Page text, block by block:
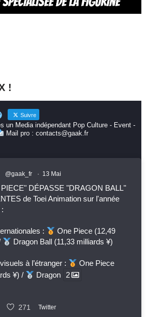
!
Suivre
un Media indépendant Pop Culture - Event -
Mail pro : contacts@gaak.fr
@gaak_fr · 13 Mai
DÉPASSE "DRAGON BALL"
de Toei Animation sur l'année
:
One Piece (12,49
Dragon Ball (11,33 milliards ¥)
à l’étranger :
One Piece
¥) /
Dragon 2
271 Twitter